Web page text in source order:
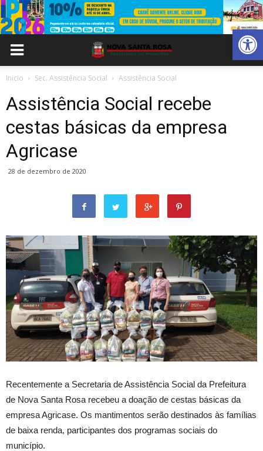
Abrir
Inicio Sec. Assistência Social Assistência Social
Assistência Social recebe
cestas básicas da empresa
Agricase
28 de dezembro de 2020
Recentemente a Secretaria de Assistência Social da Prefeitura
de Nova Santa Rosa recebeu a doação de cestas básicas da
empresa Agricase. Os mantimentos serão destinados às famílias
de baixa renda, participantes dos programas sociais do
município.